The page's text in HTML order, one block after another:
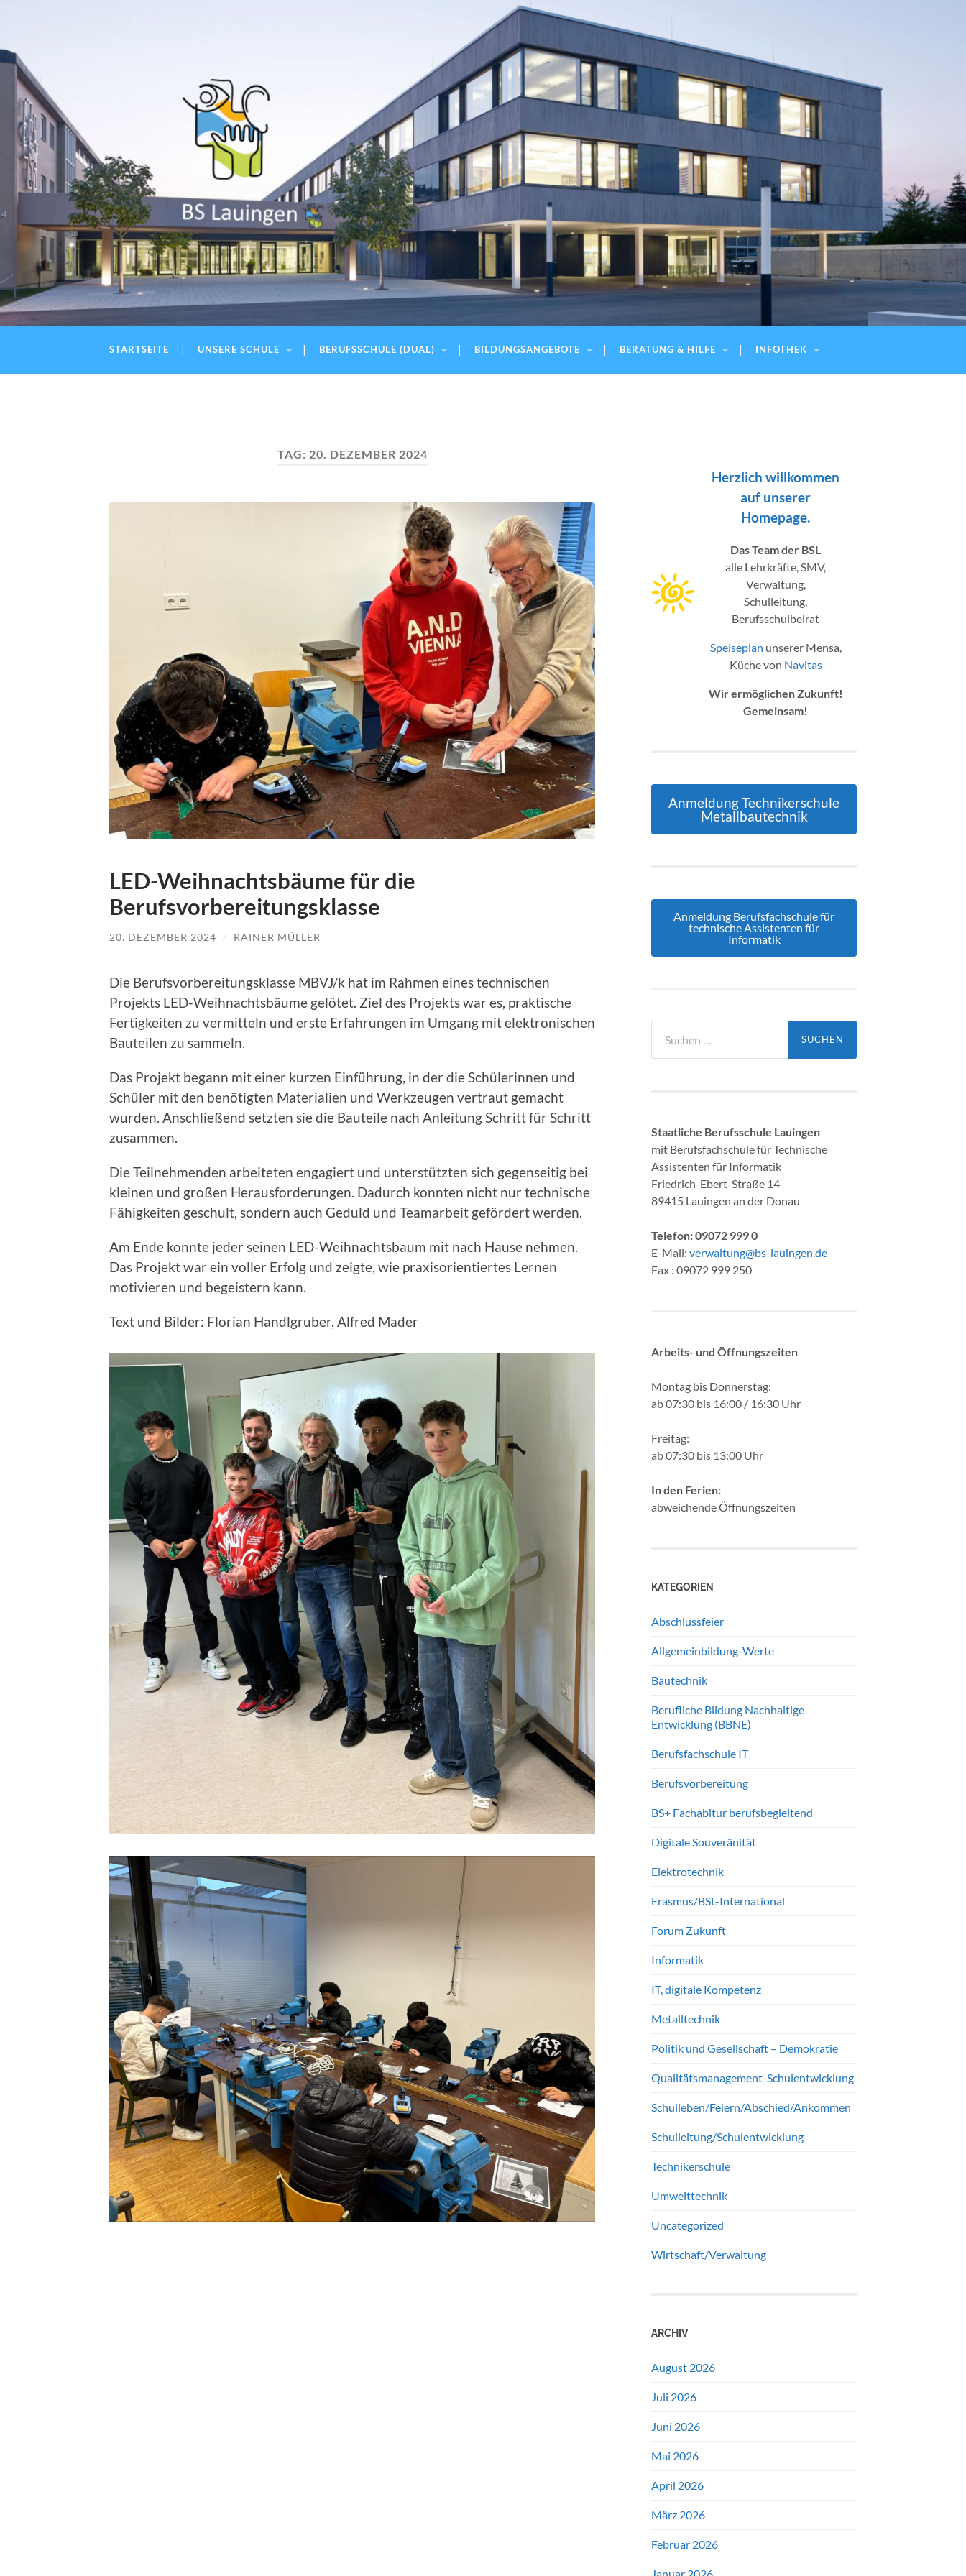
BS
STARTSEITE UNSERE SCHULE BERUFSSCHULE (DUAL) BILDUNGSANGEBOTE BERATUNG & HILFE INFOTHEK
TAG: 20. DEZEMBER 2024
LED-Weihnachtsbäume für die
Berufsvorbereitungsklasse
20. DEZEMBER 2024 / RAINER MÜLLER
Die Berufsvorbereitungsklasse MBVJ/k hat im Rahmen eines technischen
Projekts LED-Weihnachtsbäume gelötet. Ziel des Projekts war es, praktische
Fertigkeiten zu vermitteln und erste Erfahrungen im Umgang mit elektronischen
Bauteilen zu sammeln.
Das Projekt begann mit einer kurzen Einführung, in der die Schülerinnen und
Schüler mit den benötigten Materialien und Werkzeugen vertraut gemacht
wurden. Anschließend setzten sie die Bauteile nach Anleitung Schritt für Schritt
zusammen.
Die Teilnehmenden arbeiteten engagiert und unterstützten sich gegenseitig bei
kleinen und großen Herausforderungen. Dadurch konnten nicht nur technische
Fähigkeiten geschult, sondern auch Geduld und Teamarbeit gefördert werden.
Am Ende konnte jeder seinen LED-Weihnachtsbaum mit nach Hause nehmen.
Das Projekt war ein voller Erfolg und zeigte, wie praxisorientiertes Lernen
motivieren und begeistern kann.
Text und Bilder: Florian Handlgruber, Alfred Mader
Herzlich willkommen
auf unserer
Homepage.
Das Team der BSL
alle Lehrkräfte, SMV,
Verwaltung,
Schulleitung,
Berufsschulbeirat
Speiseplan unserer Mensa,
Küche von Navitas
Wir ermöglichen Zukunft!
Gemeinsam!
Anmeldung Technikerschule
Metallbautechnik
Anmeldung Berufsfachschule für
technische Assistenten für
Informatik
nach:
Staatliche Berufsschule Lauingen
mit Berufsfachschule für Technische
Assistenten für Informatik
Friedrich-Ebert-Straße 14
89415 Lauingen an der Donau
Telefon: 09072 999 0
E-Mail: verwaltung@bs-lauingen.de
Fax : 09072 999 250
Arbeits- und Öffnungszeiten
Montag bis Donnerstag:
ab 07:30 bis 16:00 / 16:30 Uhr
Freitag:
ab 07:30 bis 13:00 Uhr
In den Ferien:
abweichende Öffnungszeiten
KATEGORIEN
Abschlussfeier
Allgemeinbildung-Werte
Bautechnik
Berufliche Bildung Nachhaltige
Entwicklung (BBNE)
Berufsfachschule IT
Berufsvorbereitung
BS+ Fachabitur berufsbegleitend
Digitale Souveränität
Elektrotechnik
Erasmus/BSL-International
Forum Zukunft
Informatik
IT, digitale Kompetenz
Metalltechnik
Politik und Gesellschaft – Demokratie
Qualitätsmanagement-Schulentwicklung
Schulleben/Feiern/Abschied/Ankommen
Schulleitung/Schulentwicklung
Technikerschule
Umwelttechnik
Uncategorized
Wirtschaft/Verwaltung
ARCHIV
August 2026
Juli 2026
Juni 2026
Mai 2026
April 2026
März 2026
Februar 2026
Januar 2026